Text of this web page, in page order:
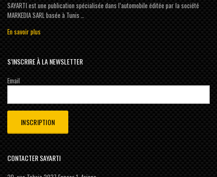
SAYARTI est une publication spécialisée dans l’automobile éditée par la société
MARKEDIA SARL basée à Tunis …
En savoir plus
S’INSCRIRE À LA NEWSLETTER
Email
CONTACTER SAYARTI